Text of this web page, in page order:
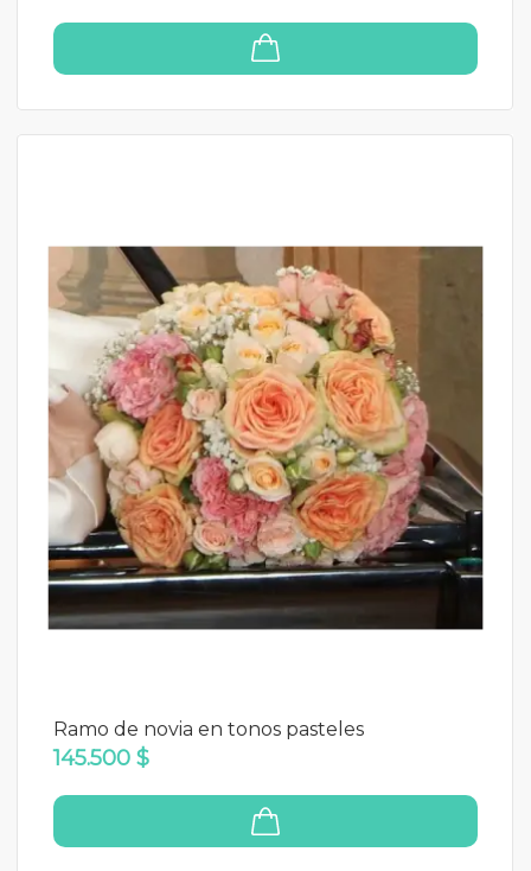
Ramo de novia en tonos pasteles
145.500 $